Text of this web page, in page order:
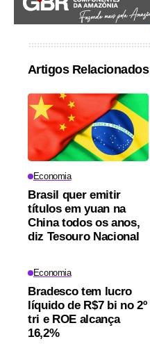
Artigos Relacionados
Economia
Brasil quer emitir
títulos em yuan na
China todos os anos,
diz Tesouro Nacional
Economia
Bradesco tem lucro
líquido de R$7 bi no 2º
tri e ROE alcança
16,2%